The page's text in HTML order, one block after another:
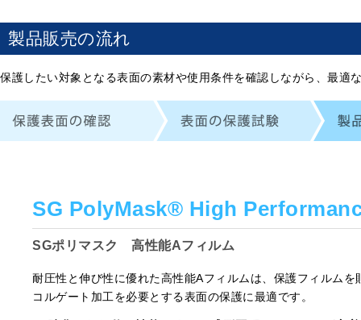
製品販売の流れ
保護したい対象となる表面の素材や使用条件を確認しながら、最適
SG PolyMask® High
SGポリマスク 高性能Aフィルム
耐圧性と伸び性に優れた高性能Aフィルムは、保護フィルム
コルゲート加工を必要とする表面の保護に最適です。